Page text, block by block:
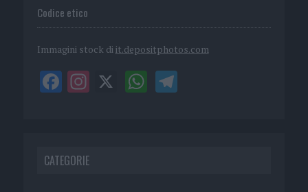
Codice etico
Immagini stock di it.depositphotos.com
CATEGORIE